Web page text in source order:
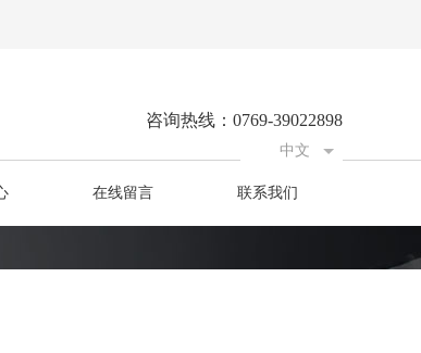
咨询热线：0769-39022898
中文
英文
在线留言 联系我们